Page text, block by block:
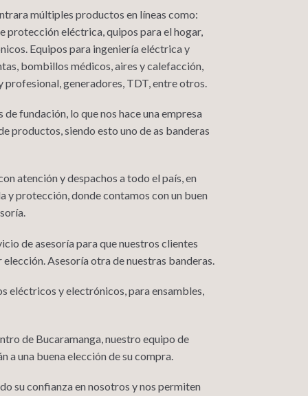
múltiples productos en líneas como:
protección eléctrica, quipos para el hogar,
Equipos para ingeniería eléctrica y
bombillos médicos, aires y calefacción,
generadores, TDT, entre otros.
fundación, lo que nos hace una empresa
productos, siendo esto uno de as banderas
atención y despachos a todo el país, en
y protección, donde contamos con un buen
de asesoría para que nuestros clientes
Asesoría otra de nuestras banderas.
eléctricos y electrónicos, para ensambles,
de Bucaramanga, nuestro equipo de
a una buena elección de su compra.
su confianza en nosotros y nos permiten